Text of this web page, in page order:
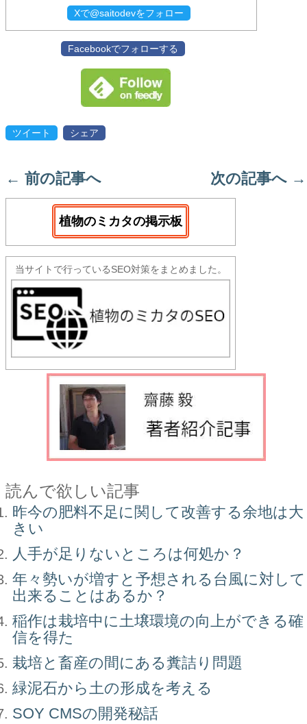
Xで@saitodevをフォロー
Facebookでフォローする
ツイート シェア
← 前の記事へ 次の記事へ →
植物のミカタの掲示板
当サイトで行っているSEO対策をまとめました。
読んで欲しい記事
昨今の肥料不足に関して改善する余地は大
きい
人手が足りないところは何処か？
年々勢いが増すと予想される台風に対して
出来ることはあるか？
稲作は栽培中に土壌環境の向上ができる確
信を得た
栽培と畜産の間にある糞詰り問題
緑泥石から土の形成を考える
SOY CMSの開発秘話